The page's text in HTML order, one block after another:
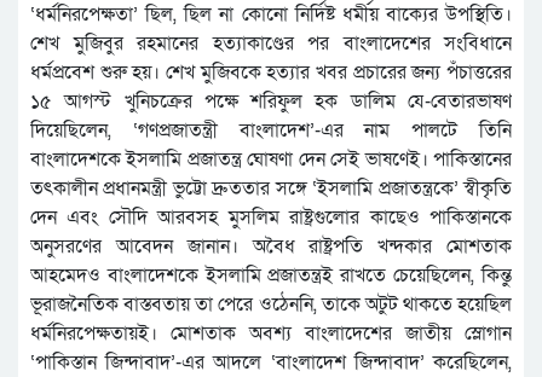
‘ধর্মনিরপেক্ষতা’ ছিল, ছিল না কোনো নির্দিষ্ট ধর্মীয় বাক্যের উপস্থিতি।
শেখ মুজিবুর রহমানের হত্যাকাণ্ডের পর বাংলাদেশের সংবিধানে
ধর্মপ্রবেশ শুরু হয়। শেখ মুজিবকে হত্যার খবর প্রচারের জন্য পঁচাত্তরের
১৫ আগস্ট খুনিচক্রের পক্ষে শরিফুল হক ডালিম যে-বেতারভাষণ
দিয়েছিলেন, ‘গণপ্রজাতন্ত্রী বাংলাদেশ’-এর নাম পালটে তিনি
বাংলাদেশকে ইসলামি প্রজাতন্ত্র ঘোষণা দেন সেই ভাষণেই। পাকিস্তানের
তৎকালীন প্রধানমন্ত্রী ভুট্টো দ্রুততার সঙ্গে ‘ইসলামি প্রজাতন্ত্রকে’ স্বীকৃতি
দেন এবং সৌদি আরবসহ মুসলিম রাষ্ট্রগুলোর কাছেও পাকিস্তানকে
অনুসরণের আবেদন জানান। অবৈধ রাষ্ট্রপতি খন্দকার মোশতাক
আহমেদও বাংলাদেশকে ইসলামি প্রজাতন্ত্রই রাখতে চেয়েছিলেন, কিন্তু
ভূরাজনৈতিক বাস্তবতায় তা পেরে ওঠেননি, তাকে অটুট থাকতে হয়েছিল
ধর্মনিরপেক্ষতায়ই। মোশতাক অবশ্য বাংলাদেশের জাতীয় স্লোগান
‘পাকিস্তান জিন্দাবাদ’-এর আদলে ‘বাংলাদেশ জিন্দাবাদ’ করেছিলেন,